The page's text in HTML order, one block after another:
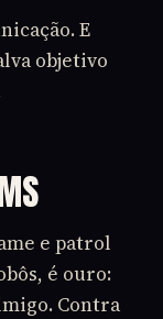
E
objetivo
e patrol
é ouro:
Contra